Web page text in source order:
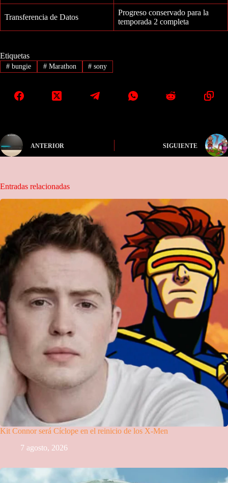
Transferencia de Datos
Progreso conservado para la
temporada 2 completa
Etiquetas
#bungie #Marathon # sony
ANTERIOR SIGUIENTE
Entradas relacionadas
Kit Connor será Cíclope en el reinicio de los X-Men
7 agosto, 2026